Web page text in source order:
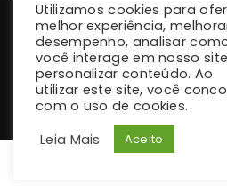
Copyright 2026 climba.com.br.
Utilizamos cookies para
melhor experiência,
desempenho, analisar
você interage em nosso
personalizar conteúdo. Ao
utilizar este site, você
com o uso de cookies.
Leia Mais
Aceito